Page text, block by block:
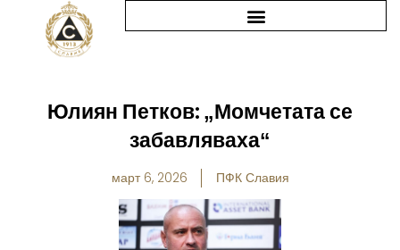
Юлиян Петков: „Момчетата се
забавляваха“
март 6, 2026 ПФК Славия